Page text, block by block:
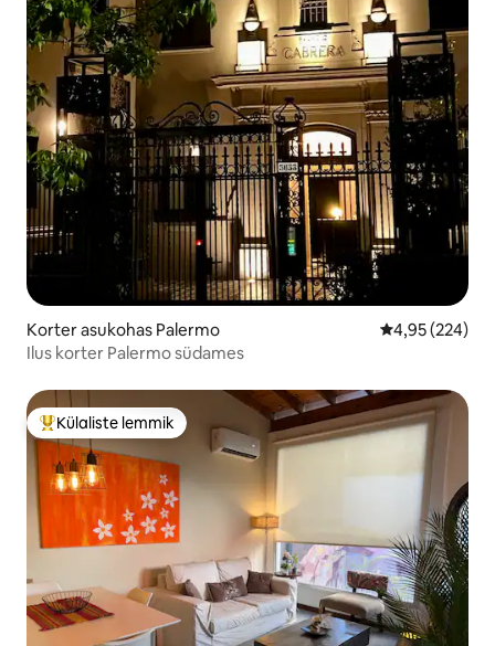
Korter asukohas Palermo Keskmine
4,95 (224)
Ilus korter Palermo südames
Külaliste suur lemmik
Külaliste lemmik